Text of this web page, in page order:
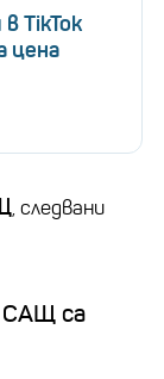
TikTok
цена
, следвани
САЩ са